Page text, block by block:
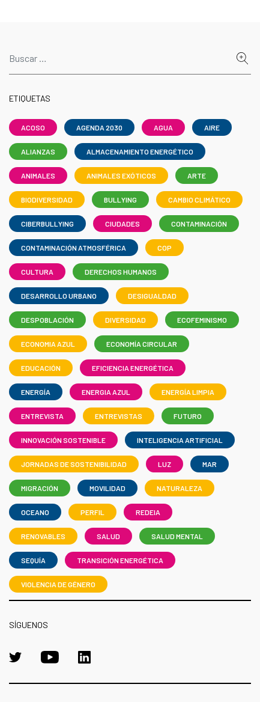
ETIQUETAS
ACOSO AGENDA 2030 AGUA AIRE
ALIANZAS ALMACENAMIENTO ENERGÉTICO
ANIMALES ANIMALES EXÓTICOS ARTE
BIODIVERSIDAD BULLYING CAMBIO CLIMÁTICO
CIBERBULLYING CIUDADES CONTAMINACIÓN
CONTAMINACIÓN ATMOSFÉRICA COP
CULTURA DERECHOS HUMANOS
DESARROLLO URBANO DESIGUALDAD
DESPOBLACIÓN DIVERSIDAD ECOFEMINISMO
ECONOMIA AZUL ECONOMÍA CIRCULAR
EDUCACIÓN EFICIENCIA ENERGÉTICA
ENERGÍA ENERGIA AZUL ENERGÍA LIMPIA
ENTREVISTA ENTREVISTAS FUTURO
INNOVACIÓN SOSTENIBLE INTELIGENCIA ARTIFICIAL
JORNADAS DE SOSTENIBILIDAD LUZ MAR
MIGRACIÓN MOVILIDAD NATURALEZA
OCEANO PERFIL REDEIA
RENOVABLES SALUD SALUD MENTAL
SEQUÍA TRANSICIÓN ENERGÉTICA
VIOLENCIA DE GÉNERO
SÍGUENOS